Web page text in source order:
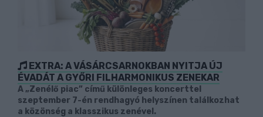
EXTRA: A VÁSÁRCSARNOKBAN NYITJA ÚJ
ÉVADÁT A GYŐRI FILHARMONIKUS ZENEKAR
A „Zenélő piac” című különleges koncerttel
szeptember 7-én rendhagyó helyszínen találkozhat
a közönség a klasszikus zenével.